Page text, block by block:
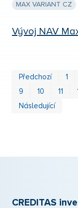
MAX VARIANT CZ
Vývoj NAV
Předchozí 1
9
10 11
Následující
CREDITAS